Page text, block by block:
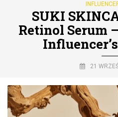
SUKI
Retinol Serum
21